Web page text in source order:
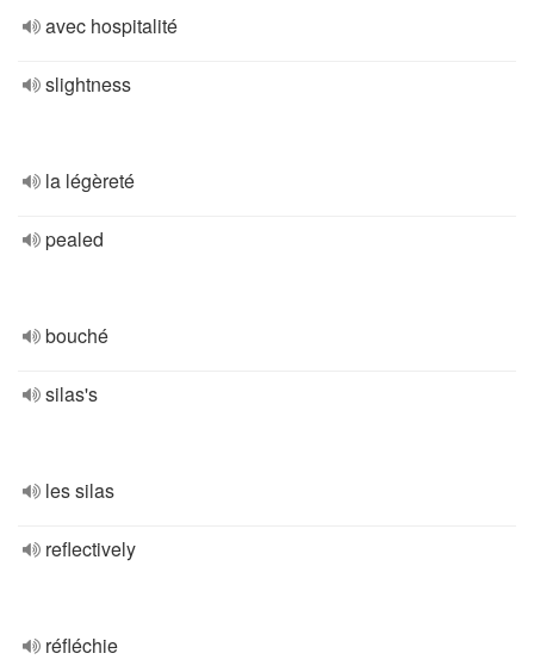
avec hospitalité
slightness
la légèreté
pealed
bouché
silas's
les silas
reflectively
réfléchie